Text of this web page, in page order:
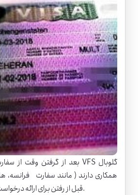
بعد از گرفتن وقت از
VFS گلوبال
همکاری دارند ( مانند سفارت فرانسه،
قبل از رفتن برای ارائه درخواست خالی از لُطف نیست.